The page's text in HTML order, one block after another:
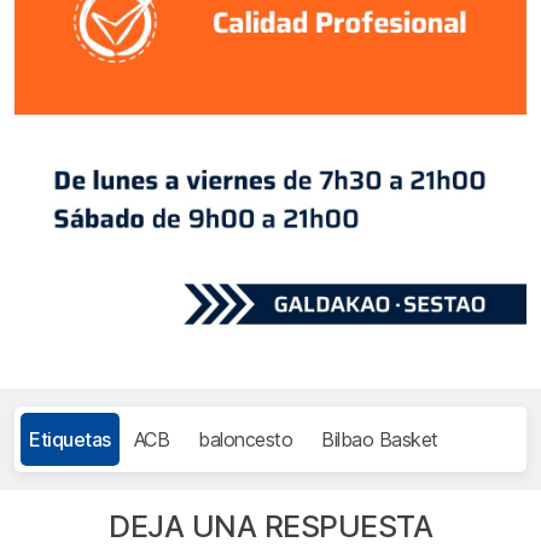
Etiquetas ACB baloncesto Bilbao Basket
DEJA UNA RESPUESTA